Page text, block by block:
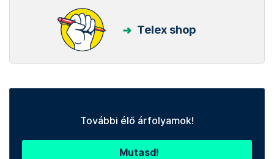
Telex shop
További élő árfolyamok!
Mutasd!